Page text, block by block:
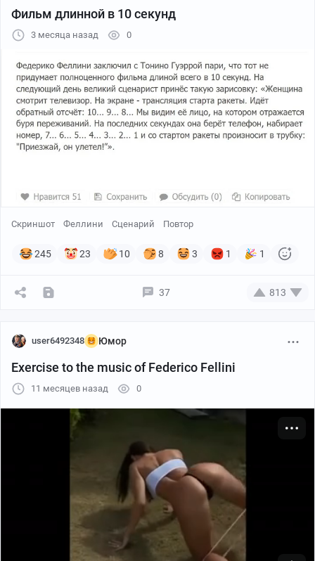
Фильм длинной в 10 секунд
3 месяца назад 0
Скриншот Феллини Сценарий Повтор
245 23 10 8 3 1 1
37 813
user6492348 Юмор
Exercise to the music of Federico Fellini
11 месяцев назад 0